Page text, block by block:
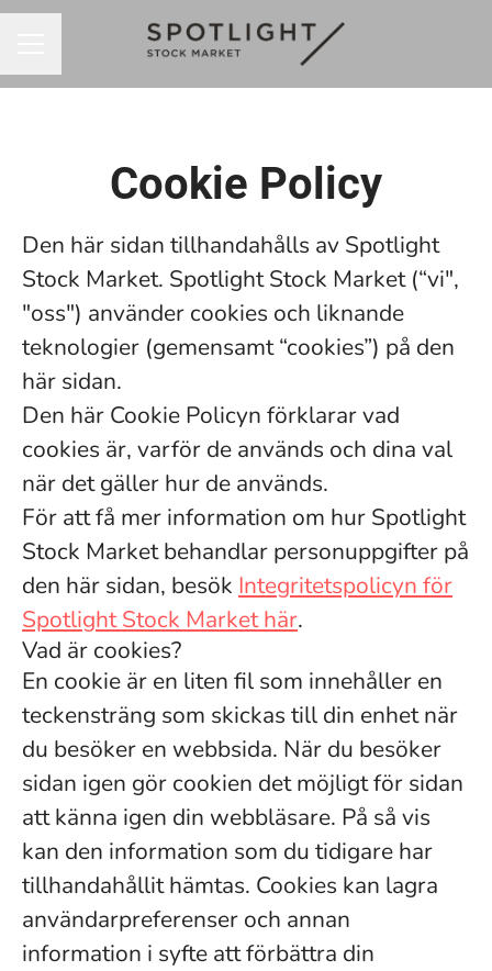
Cookie Policy
Den här sidan tillhandahålls av Spotlight
Stock Market. Spotlight Stock Market (“vi",
"oss") använder cookies och liknande
teknologier (gemensamt “cookies”) på den
här sidan.
Den här Cookie Policyn förklarar vad
cookies är, varför de används och dina val
när det gäller hur de används.
För att få mer information om hur Spotlight
Stock Market behandlar personuppgifter på
den här sidan, besök Integritetspolicyn för
Spotlight Stock Market här.
Vad är cookies?
En cookie är en liten fil som innehåller en
teckensträng som skickas till din enhet när
du besöker en webbsida. När du besöker
sidan igen gör cookien det möjligt för sidan
att känna igen din webbläsare. På så vis
kan den information som du tidigare har
tillhandahållit hämtas. Cookies kan lagra
användarpreferenser och annan
information i syfte att förbättra din